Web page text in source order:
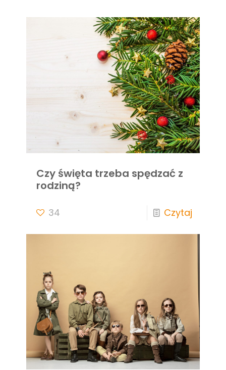
Czy święta trzeba spędzać z
rodziną?
34 Czytaj